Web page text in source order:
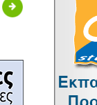
Next